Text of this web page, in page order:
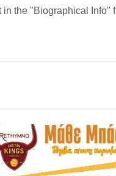
in the "Biographical Info"